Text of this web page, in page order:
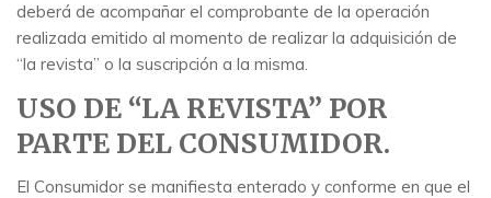
deberá de acompañar el comprobante de la operación
realizada emitido al momento de realizar la adquisición de
“la revista” o la suscripción a la misma.
USO DE “LA REVISTA” POR
PARTE DEL CONSUMIDOR.
El Consumidor se manifiesta enterado y conforme en que el